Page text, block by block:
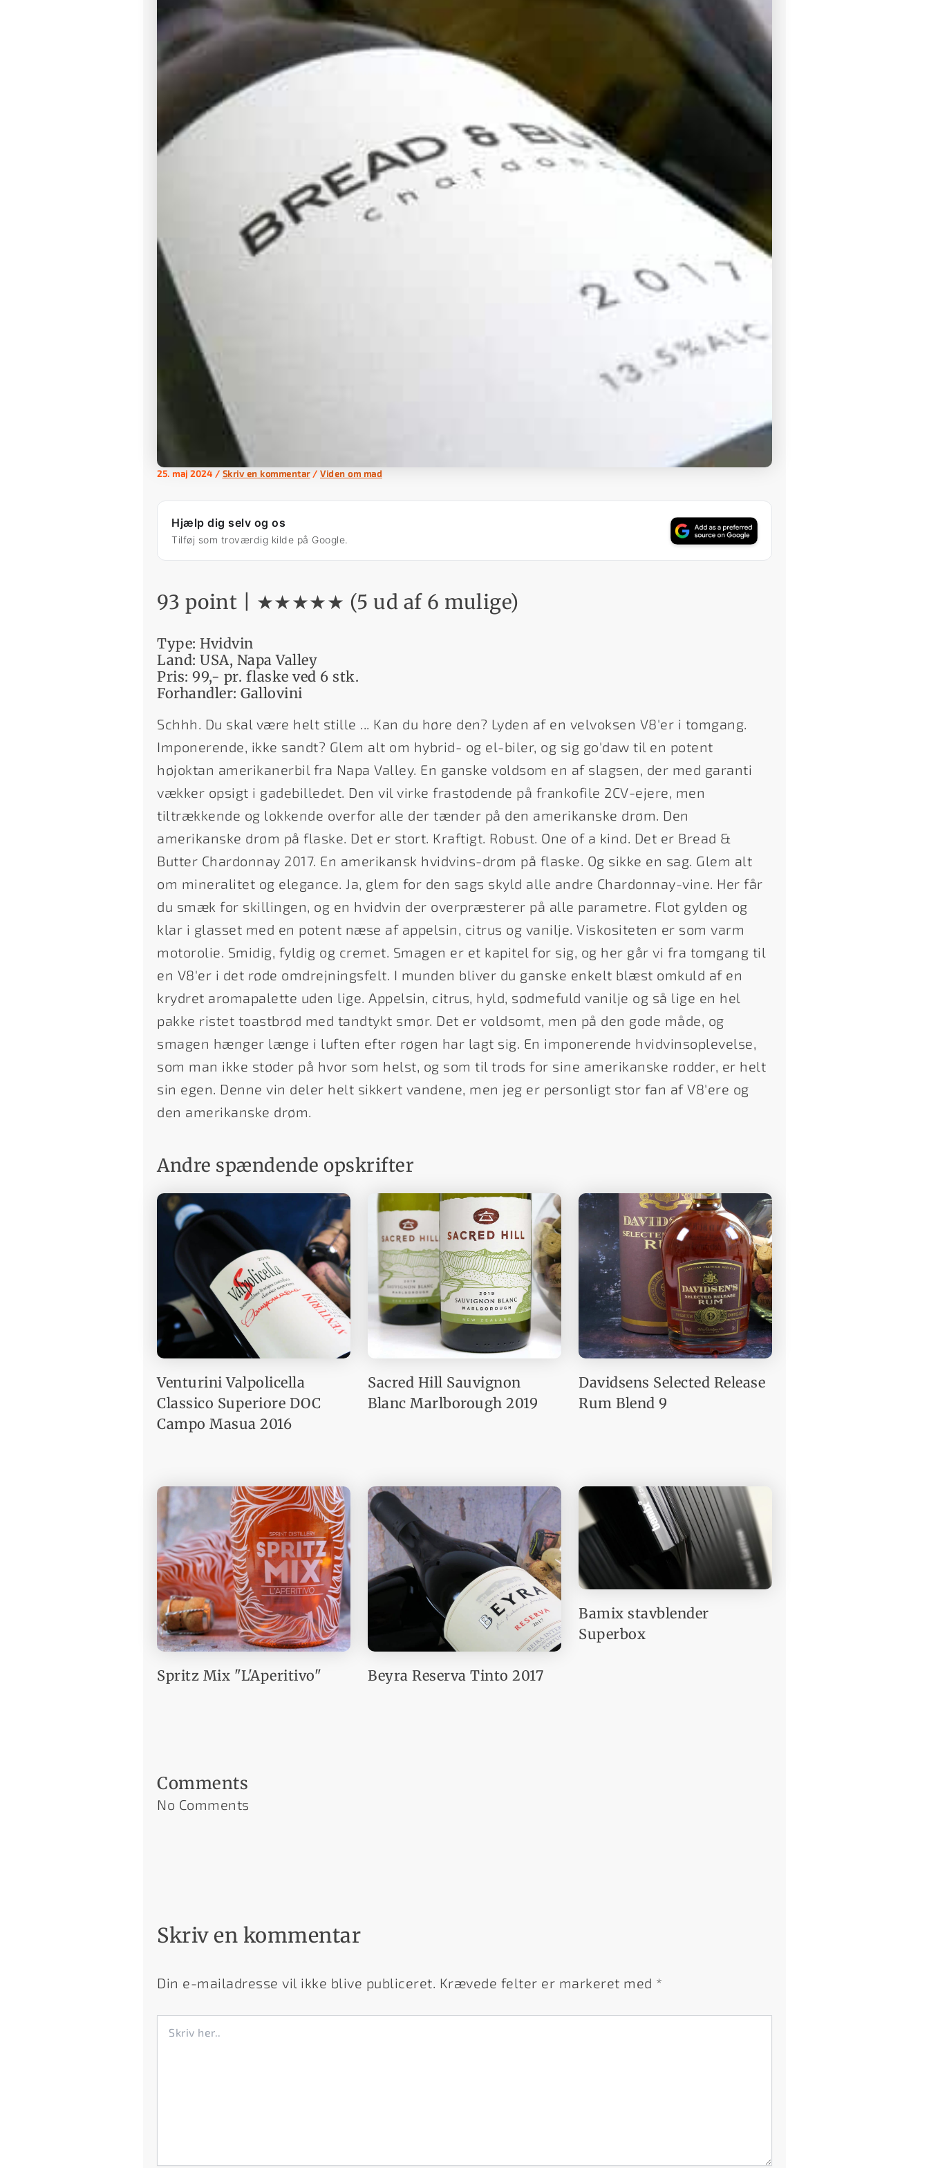
25. maj 2024 / Skriv en kommentar / Viden om mad
Hjælp dig selv og os
Tilføj som troværdig kilde på Google.
93 point | ★★★★★ (5 ud af 6 mulige)
Type: Hvidvin
Land: USA, Napa Valley
Pris: 99,- pr. flaske ved 6 stk.
Forhandler: Gallovini
Schhh. Du skal være helt stille ... Kan du høre den? Lyden af en velvoksen V8'er i tomgang.
Imponerende, ikke sandt? Glem alt om hybrid- og el-biler, og sig go'daw til en potent
højoktan amerikanerbil fra Napa Valley. En ganske voldsom en af slagsen, der med garanti
vækker opsigt i gadebilledet. Den vil virke frastødende på frankofile 2CV-ejere, men
tiltrækkende og lokkende overfor alle der tænder på den amerikanske drøm. Den
amerikanske drøm på flaske. Det er stort. Kraftigt. Robust. One of a kind. Det er Bread &
Butter Chardonnay 2017. En amerikansk hvidvins-drøm på flaske. Og sikke en sag. Glem alt
om mineralitet og elegance. Ja, glem for den sags skyld alle andre Chardonnay-vine. Her får
du smæk for skillingen, og en hvidvin der overpræsterer på alle parametre. Flot gylden og
klar i glasset med en potent næse af appelsin, citrus og vanilje. Viskositeten er som varm
motorolie. Smidig, fyldig og cremet. Smagen er et kapitel for sig, og her går vi fra tomgang til
en V8'er i det røde omdrejningsfelt. I munden bliver du ganske enkelt blæst omkuld af en
krydret aromapalette uden lige. Appelsin, citrus, hyld, sødmefuld vanilje og så lige en hel
pakke ristet toastbrød med tandtykt smør. Det er voldsomt, men på den gode måde, og
smagen hænger længe i luften efter røgen har lagt sig. En imponerende hvidvinsoplevelse,
som man ikke støder på hvor som helst, og som til trods for sine amerikanske rødder, er helt
sin egen. Denne vin deler helt sikkert vandene, men jeg er personligt stor fan af V8'ere og
den amerikanske drøm.
Andre spændende opskrifter
Venturini Valpolicella
Classico Superiore DOC
Campo Masua 2016
Sacred Hill Sauvignon
Blanc Marlborough 2019
Davidsens Selected Release
Rum Blend 9
Spritz Mix "L'Aperitivo" Beyra Reserva Tinto 2017
Bamix stavblender
Superbox
Comments
No Comments
Skriv en kommentar
Din e-mailadresse vil ikke blive publiceret. Krævede felter er markeret med *
her..